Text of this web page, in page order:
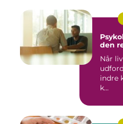
den
Når
indre
k...